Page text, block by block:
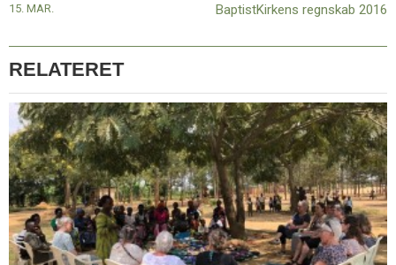
Ledig
lejlighed
frivillig
BaptistKirkens regnskab 2016
15. MAR.
RELATERET